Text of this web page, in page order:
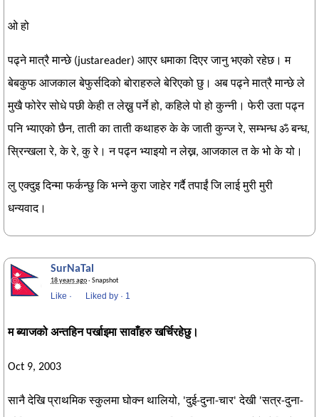
ओ हो
पढ्ने मात्रै मान्छे (justareader) आएर धमाका दिएर जानु भएको रहेछ। म
बेबकुफ आजकाल बेफुर्सदिको बोराहरुले बेरिएको छु। अब पढ्ने मात्रै मान्छे ले
मुखै फोरेर सोधे पछी केही त लेख्नु पर्ने हो, कहिले पो हो कुन्नी। फेरी उता पढ्न
पनि भ्याएको छैन, ताती का ताती कथाहरु के के जाती कुन्ज रे, सम्भन्ध ॐ बन्ध,
स्रिन्खला रे, के रे, कु रे। न पढ्न भ्याइयो न लेख्न, आजकाल त के भो के यो।
लु एक्दुइ दिन्मा फर्कन्छु कि भन्ने कुरा जाहेर गर्दै तपाईं जि लाई मुरी मुरी
धन्यवाद।
SurNaTal
18 years ago· Snapshot
Like · Liked by · Be the first to like this!
म ब्याजको अन्तहिन पर्खाइमा सावाँहरु खर्चिरहेछु।
Oct 9, 2003
सानै देखि प्राथमिक स्कुलमा घोक्न थालियो, 'दुई-दुना-चार' देखी 'सत्र-दुना-